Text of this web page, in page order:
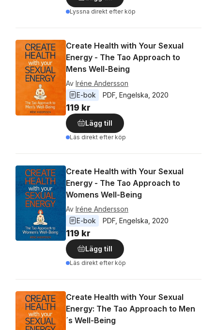
Lyssna direkt efter köp
Create Health with Your Sexual
Energy - The Tao Approach to
Mens Well-Being
Av Iréne Andersson
E-bok
PDF Engelska 2020
119 kr
Lägg till
Läs direkt efter köp
Create Health with Your Sexual
Energy - The Tao Approach to
Womens Well-Being
Av Iréne Andersson
E-bok
PDF Engelska 2020
119 kr
Lägg till
Läs direkt efter köp
Create Health with Your Sexual
Energy: The Tao Approach to Men
´s Well-Being